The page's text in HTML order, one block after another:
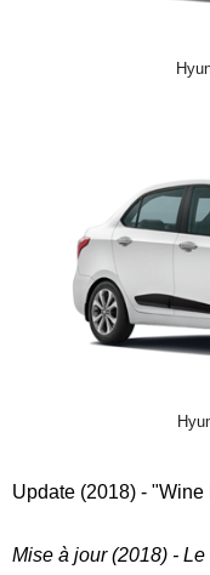
Update (2018) -
Mise à jour (2018) -